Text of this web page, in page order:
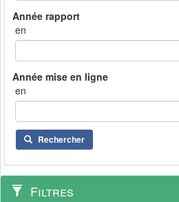
en
en
Rechercher
Filtres